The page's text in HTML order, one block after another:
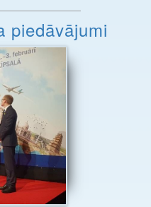
piedāvājumi